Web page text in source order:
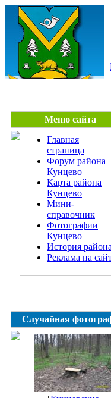
Меню сайта
Главная
страница
Форум района
Кунцево
Карта района
Кунцево
Мини-
справочник
Фотографии
Кунцево
История района
Реклама на
Случайная